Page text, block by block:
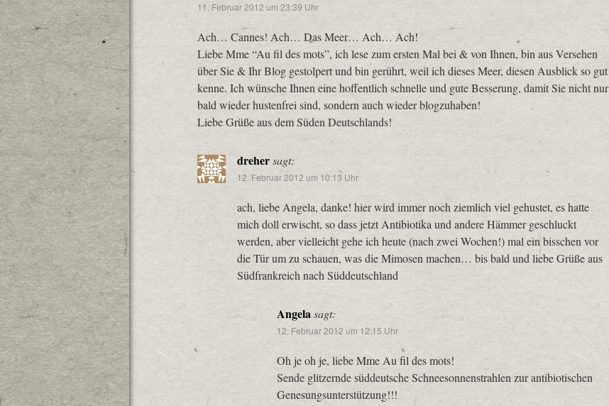
11. Februar 2012 um 23:39 Uhr
Ach… Cannes! Ach… Das Meer… Ach… Ach!
Liebe Mme “Au fil des mots”, ich lese zum ersten Mal bei & von Ihnen, bin aus Versehen
über Sie & Ihr Blog gestolpert und bin gerührt, weil ich dieses Meer, diesen Ausblick so gut
kenne. Ich wünsche Ihnen eine hoffentlich schnelle und gute Besserung, damit Sie nicht nur
bald wieder hustenfrei sind, sondern auch wieder blogzuhaben!
Liebe Grüße aus dem Süden Deutschlands!
drehersagt:
12. Februar 2012 um 10:13 Uhr
ach, liebe Angela, danke! hier wird immer noch ziemlich viel gehustet, es hatte
mich doll erwischt, so dass jetzt Antibiotika und andere Hämmer geschluckt
werden, aber vielleicht gehe ich heute (nach zwei Wochen!) mal ein bisschen vor
die Tür um zu schauen, was die Mimosen machen… bis bald und liebe Grüße aus
Südfrankreich nach Süddeutschland
Angelasagt:
12. Februar 2012 um 12:15 Uhr
Oh je oh je, liebe Mme Au fil des mots!
Sende glitzernde süddeutsche Schneesonnenstrahlen zur antibiotischen
Genesungsunterstützung!!!